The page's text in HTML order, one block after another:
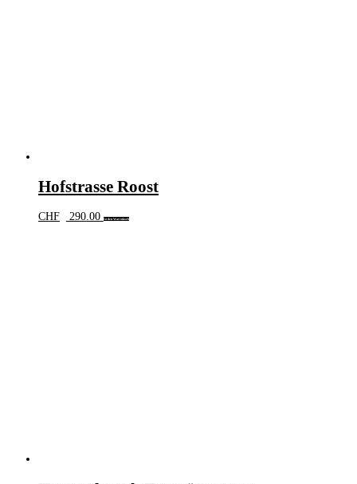
Hofstrasse Roost
CHF 290.00 In den Warenkorb